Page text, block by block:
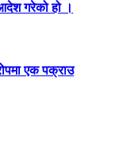
गरेको हो ।
एक पक्राउ